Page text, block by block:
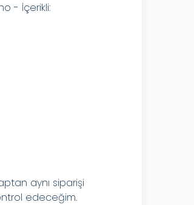
- İçerikli:
aynı siparişi
edeceğim.